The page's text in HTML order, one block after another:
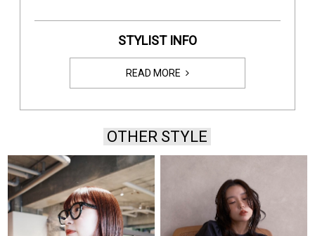
STYLIST INFO
READ MORE
OTHER STYLE